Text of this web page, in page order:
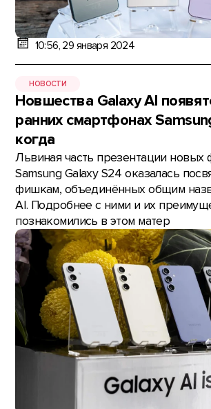
10:56, 29 января 2024
НОВОСТИ
Новшества Galaxy AI
ранних смартфонах
когда
Львиная часть презентации новых
Samsung Galaxy S24 оказалась
фишкам, объединённых общим
AI. Подробнее с ними и их
познакомились в этом матер